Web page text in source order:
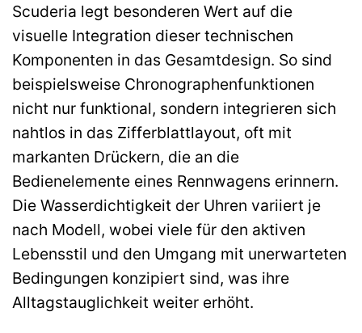
Scuderia legt besonderen Wert auf die
visuelle Integration dieser technischen
Komponenten in das Gesamtdesign. So sind
beispielsweise Chronographenfunktionen
nicht nur funktional, sondern integrieren sich
nahtlos in das Zifferblattlayout, oft mit
markanten Drückern, die an die
Bedienelemente eines Rennwagens erinnern.
Die Wasserdichtigkeit der Uhren variiert je
nach Modell, wobei viele für den aktiven
Lebensstil und den Umgang mit unerwarteten
Bedingungen konzipiert sind, was ihre
Alltagstauglichkeit weiter erhöht.